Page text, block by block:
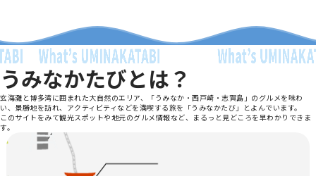
うみなかたびとは？
玄海灘と博多湾に囲まれた大自然のエリア、「うみなか・西戸崎・志賀島」のグルメを味わ
い、景勝地を訪れ、アクティビティなどを満喫する旅を「うみなかたび」とよんでいます。
このサイトをみて観光スポットや地元のグルメ情報など、まるっと見どころを早わかりできま
す。